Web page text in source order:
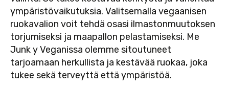
ympäristövaikutuksia. Valitsemalla vegaanisen
ruokavalion voit tehdä osasi ilmastonmuutoksen
torjumiseksi ja maapallon pelastamiseksi. Me
Junk y Veganissa olemme sitoutuneet
tarjoamaan herkullista ja kestävää ruokaa, joka
tukee sekä terveyttä että ympäristöä.